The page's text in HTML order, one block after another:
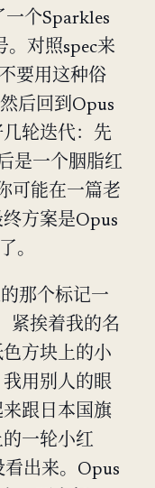
个Sparkles
对照spec来
要用这种俗
后回到Opus
轮迭代：先
是一个胭脂红
可能在一篇老
方案是Opus
。
那个标记一
紧挨着我的名
方块上的小
用别人的眼
跟日本国旗
一轮小红
看出来。Opus